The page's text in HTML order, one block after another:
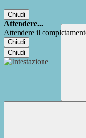
Chiudi
Attendere...
Attendere il
Chiudi
Chiudi